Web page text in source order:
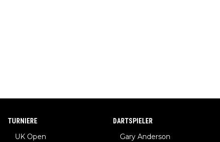
TURNIERE
UK Open
DARTSPIELER
Gary Anderson